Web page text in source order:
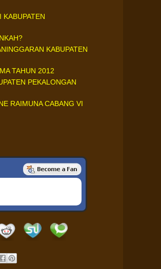
KABUPATEN
KABUPATEN
TAHUN 2012
PEKALONGAN
RAIMUNA CABANG VI